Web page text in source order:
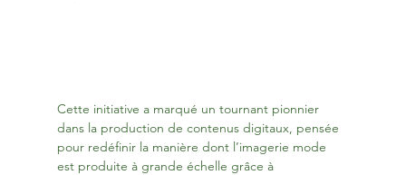
Cette initiative a marqué un tournant pionnier
dans la production de contenus digitaux, pensée
pour redéfinir la manière dont l’imagerie mode
est produite à grande échelle grâce à